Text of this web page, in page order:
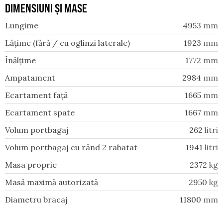
DIMENSIUNI ȘI MASE
Lungime 4953 mm
Lățime (fără / cu oglinzi laterale)
1923 mm
Înălțime
1772 mm
Ampatament
2984 mm
Ecartament față
1665 mm
Ecartament spate
1667 mm
Volum portbagaj
262 litri
Volum portbagaj cu rând 2 rabatat
1941 litri
Masa proprie
2372 kg
Masă maximă autorizată
2950 kg
Diametru bracaj
11800 mm